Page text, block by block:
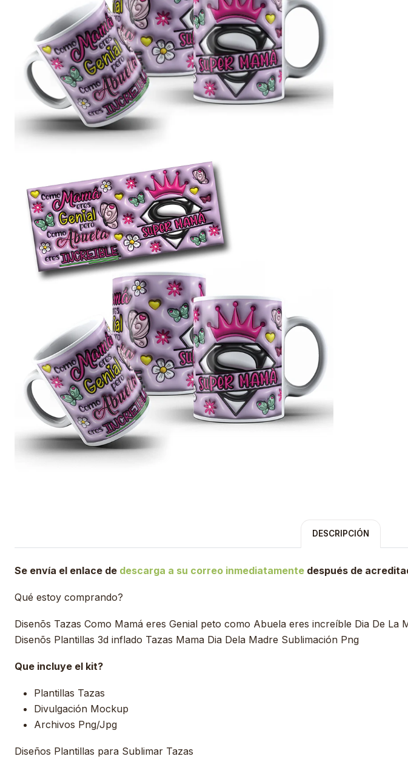
DESCRIPCIÓN
Se envía el enlace de descarga a su correo inmediatamente después de
Qué estoy comprando?
Disenõs Tazas Como Mamá eres Genial peto como Abuela eres increíble Dia De La
Disenõs Plantillas 3d inflado Tazas Mama Dia Dela Madre Sublimación Png
Que incluye el kit?
Plantillas Tazas
Divulgación Mockup
Archivos Png/Jpg
Diseños Plantillas para Sublimar Tazas